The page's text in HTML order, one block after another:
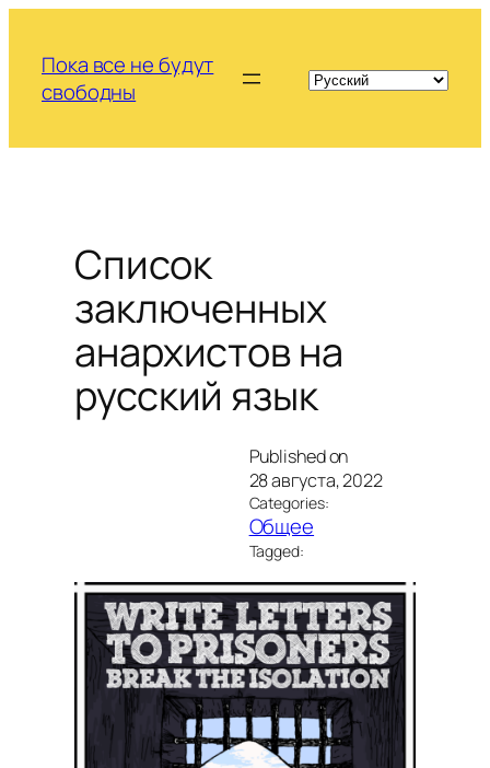
содержимому
Пока все не будут
свободны
Список
заключенных
анархистов на
русский язык
Published on
28 августа, 2022
Categories:
Общее
Tagged: